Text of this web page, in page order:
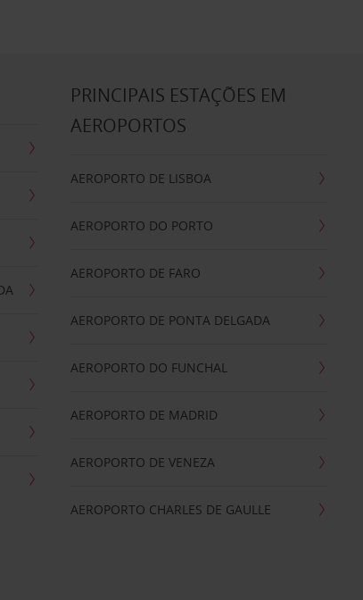
PRINCIPAIS ESTAÇÕES EM
AEROPORTOS
AEROPORTO DE LISBOA
AEROPORTO DO PORTO
AEROPORTO DE FARO
AEROPORTO DE PONTA DELGADA
AEROPORTO DO FUNCHAL
AEROPORTO DE MADRID
AEROPORTO DE VENEZA
AEROPORTO CHARLES DE GAULLE